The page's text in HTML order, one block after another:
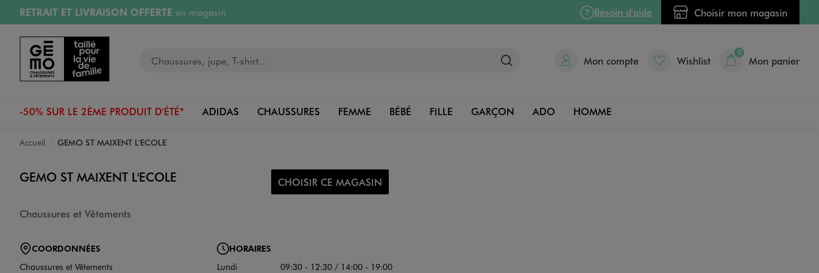
Aller au contenu principal
Aller à la navigation
RETRAIT ET LIVRAISON OFFERTE en magasin
Retours OFFERTSpendant 30 jours
PAYEZ EN 3x SANS FRAIS
dès 50€
RÉSERVATION GRATUITE
Besoin d'aide Choisir mon magasin
Mon compte Wishlist
0
Mon panier
-50% SUR LE 2ÈME PRODUIT D'ÉTÉ* ADIDAS CHAUSSURES FEMME BÉBÉ FILLE GARÇON ADO HOMME
Accueil GEMO ST MAIXENT L'ECOLE
GEMO ST MAIXENT L'ECOLE
Chaussures et Vêtements
CHOISIR CE MAGASIN
COORDONNÉES
Chaussures et Vêtements
HORAIRES
Lundi
09:30 - 12:30 / 14:00 - 19:00